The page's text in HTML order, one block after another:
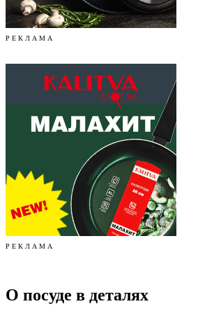
Р Е К Л А М А
Р Е К Л А М А
О посуде в деталях